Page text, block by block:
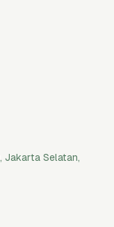
, Jakarta Selatan,